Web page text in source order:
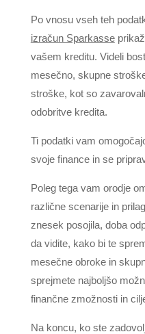
Po vnosu vseh teh
izračun Sparkasse
vašem kreditu. Videli
mesečno, skupne
stroške, kot so
odobritve kredita.
Ti podatki vam
svoje finance in se
Poleg tega vam orodje
različne scenarije in
znesek posojila, doba
da vidite, kako bi te
mesečne obroke in
sprejmete najboljšo
finančne zmožnosti in
Na koncu, ko ste